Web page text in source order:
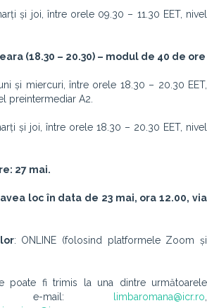
și joi, între orele 09.30 – 11.30 EET, nivel
(18.30 – 20.30) – modul de 40 de ore
și miercuri, între orele 18.30 – 20.30 EET,
preintermediar A2.
și joi, între orele 18.30 – 20.30 EET, nivel
27 mai.
loc în data de 23 mai, ora 12.00, via
: ONLINE (folosind platformele Zoom și
poate fi trimis la una dintre următoarele
e-mail:
limbaromana@icr.ro